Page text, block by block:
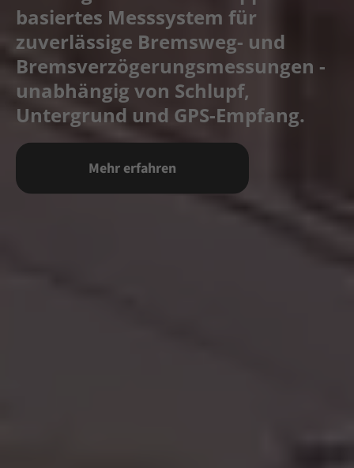
basiertes Messsystem für
zuverlässige Bremsweg- und
Bremsverzögerungsmessungen -
unabhängig von Schlupf,
Untergrund und GPS-Empfang.
Mehr erfahren